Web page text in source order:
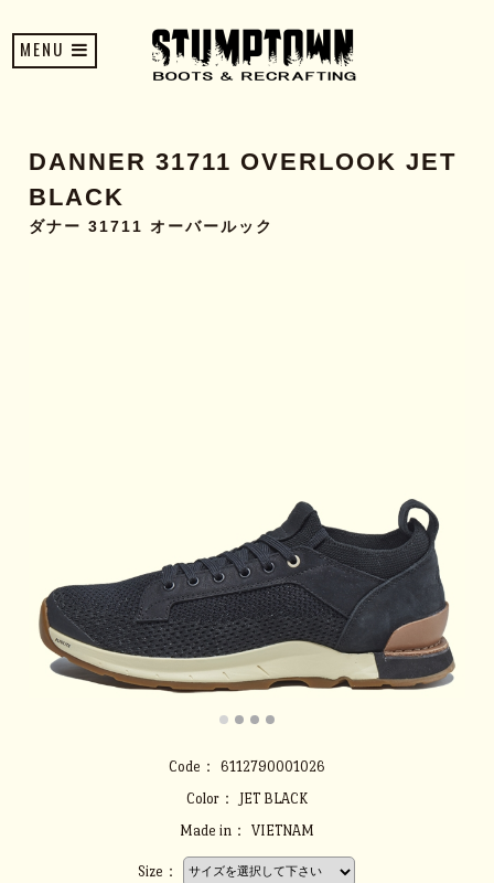
MENU
DANNER 31711 OVERLOOK JET
BLACK
ダナー 31711 オーバールック
Code：
6112790001026
Color：
JET BLACK
Made in：
VIETNAM
Size：